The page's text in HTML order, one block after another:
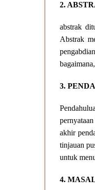
2.
abstrak
Abstrak
3.
akhir
tinjauan
untuk
4.